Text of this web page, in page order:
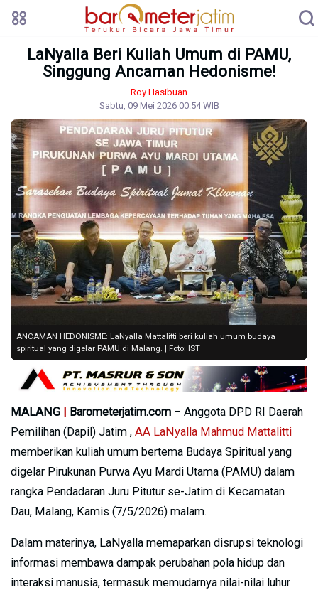
LaNyalla Beri Kuliah Umum di PAMU,
Singgung Ancaman Hedonisme!
Roy Hasibuan
Sabtu, 09 Mei 2026 00:54 WIB
ANCAMAN HEDONISME: LaNyalla Mattalitti beri kuliah umum budaya
spiritual yang digelar PAMU di Malang. | Foto: IST
MALANG | Barometerjatim.com – Anggota DPD RI Daerah
Pemilihan (Dapil) Jatim , AA LaNyalla Mahmud Mattalitti
memberikan kuliah umum bertema Budaya Spiritual yang
digelar Pirukunan Purwa Ayu Mardi Utama (PAMU) dalam
rangka Pendadaran Juru Pitutur se-Jatim di Kecamatan
Dau, Malang, Kamis (7/5/2026) malam.
Dalam materinya, LaNyalla memaparkan disrupsi teknologi
informasi membawa dampak perubahan pola hidup dan
interaksi manusia, termasuk memudarnya nilai-nilai luhur